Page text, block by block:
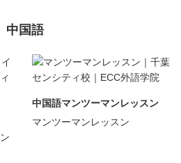
中国語
中国語マンツーマンレッスン
マンツーマンレッスン